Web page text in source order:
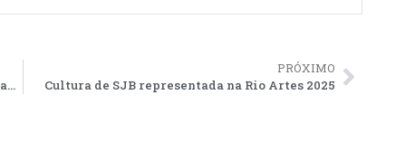
Carla Caputi anuncia ampliação do Centro Terapêutico Pedro Machado na festa de um ano
PRÓXIMO
Cultura de SJB representada na Rio Artes 2025